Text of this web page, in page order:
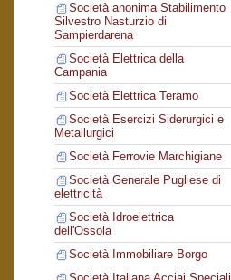
Società anonima Stabilimento
Silvestro Nasturzio di
Sampierdarena
Società Elettrica della
Campania
Società Elettrica Teramo
Società Esercizi Siderurgici e
Metallurgici
Società Ferrovie Marchigiane
Società Generale Pugliese di
elettricità
Società Idroelettrica
dell'Ossola
Società Immobiliare Borgo